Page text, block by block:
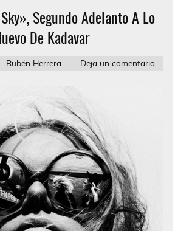
Segundo Adelanto A Lo
De Kadavar
Rubén Herrera Deja un comentario